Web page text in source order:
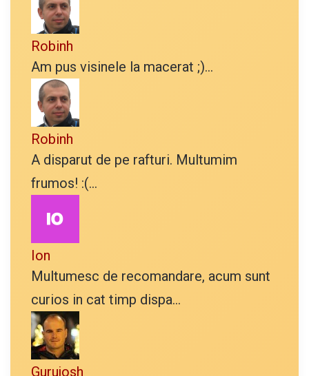
Robinh
Am pus visinele la macerat ;)...
Robinh
A disparut de pe rafturi. Multumim
frumos! :(...
Ion
Multumesc de recomandare, acum sunt
curios in cat timp dispa...
Gurujosh